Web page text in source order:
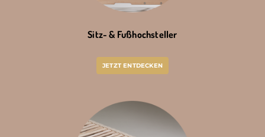
Sitz- & Fußhochsteller
JETZT ENTDECKEN